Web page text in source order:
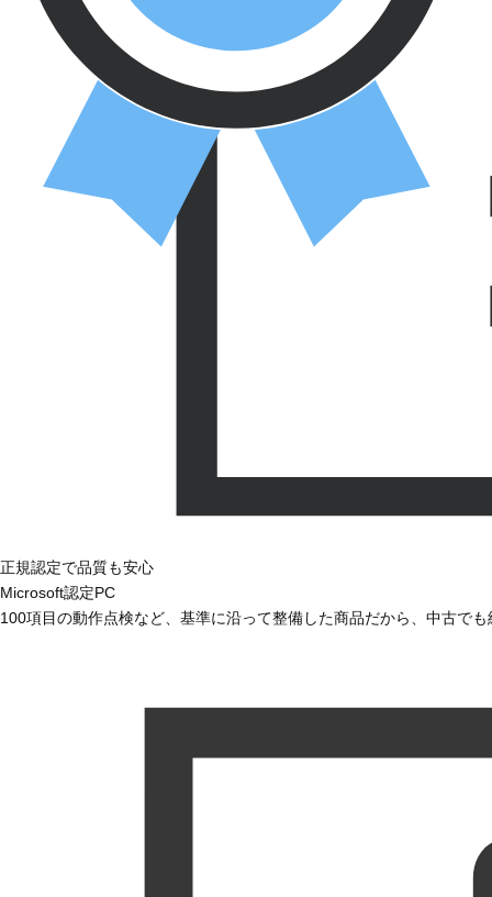
正規認定で品質も安心
Microsoft認定PC
100項目の動作点検など、基準に沿って整備した商品だから、中古で